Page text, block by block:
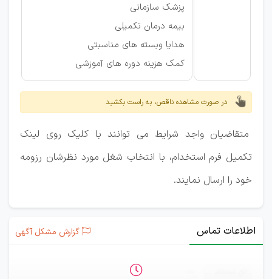
پزشک سازمانی
بیمه درمان تکمیلی
هدایا وبسته های مناسبتی
کمک هزینه دوره های آموزشی
در صورت مشاهده ناقص، به راست بکشید
متقاضیان واجد شرایط می توانند با کلیک روی لینک
تکمیل فرم استخدام، با انتخاب شغل مورد نظرشان رزومه
خود را ارسال نمایند.
اطلاعات تماس گزارش مشکل آگهی